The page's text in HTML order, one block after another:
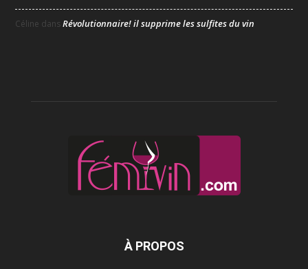
Céline dansRévolutionnaire! il supprime les sulfites du vin
À PROPOS